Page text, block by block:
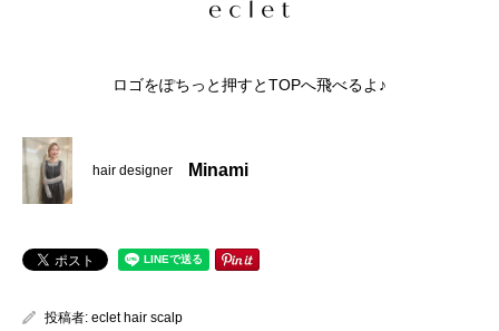
ロゴをぽちっと押すとTOPへ飛べるよ♪
hair designer Minami
投稿者: eclet hair scalp